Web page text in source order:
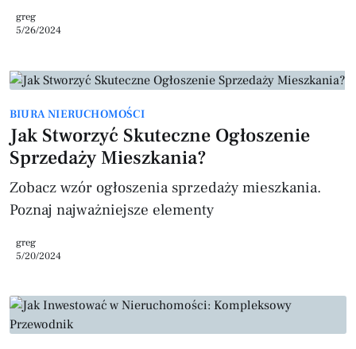
2024 roku, oparty na danych Głównego Urzędu
Mieszkań Na koniec 2023 roku w Warszawie
znajdowało się około 1,02 miliona mieszkań.
Liczba ta obejmuje zarówno nowe inwestycje
deweloperskie, jak i istniejące zasoby
mieszkaniowe, które są regularnie
modernizowane i rewitalizo
greg
5/26/2024
BIURA NIERUCHOMOŚCI
Jak Stworzyć Skuteczne Ogłoszenie
Sprzedaży Mieszkania?
Zobacz wzór ogłoszenia sprzedaży mieszkania.
Poznaj najważniejsze elementy
greg
5/20/2024